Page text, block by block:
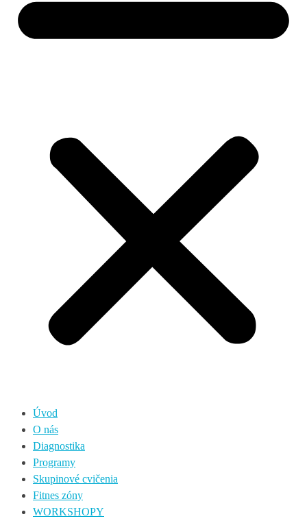
Úvod
O nás
Diagnostika
Programy
Skupinové cvičenia
Fitnes zóny
WORKSHOPY